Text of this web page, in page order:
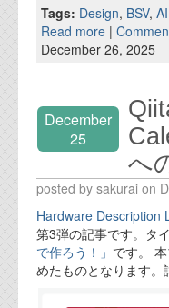
ログインをお願い
名は
設計用語集
オンラインショップ
お問い合わせ
FAQ
お問い合わせフォ
Tags: Design, BSV, AI
Read more |
December 26, 2025
December
25
へ
posted by sakurai on
Hardware Description
第3弾の記事です。タ
で作ろう！」 です。
めたものとなります。